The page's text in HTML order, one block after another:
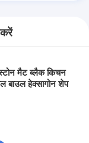
करें
स्टोन मैट ब्लैक किचन
बाउल हेक्सागोन शेप